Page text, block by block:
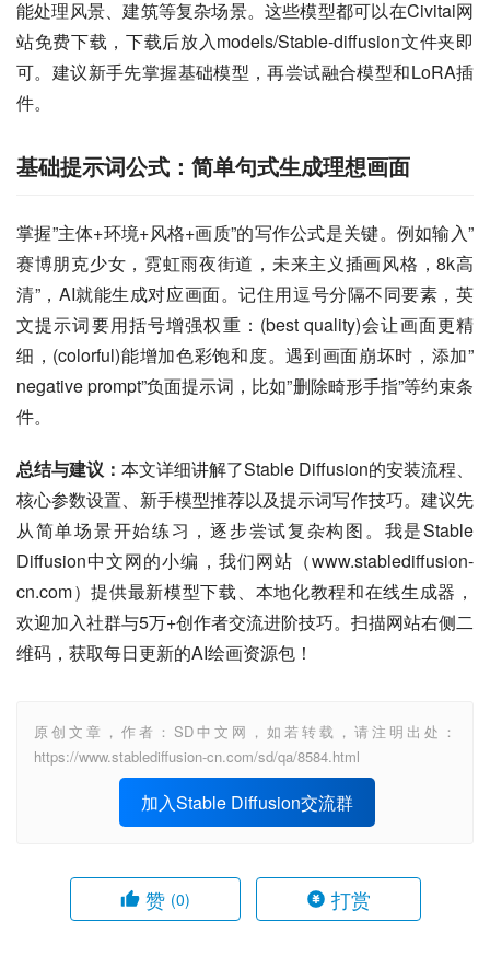
能处理风景、建筑等复杂场景。这些模型都可以在Civitai网
站免费下载，下载后放入models/Stable-diffusion文件夹即
可。建议新手先掌握基础模型，再尝试融合模型和LoRA插
件。
基础提示词公式：简单句式生成理想画面
掌握”主体+环境+风格+画质”的写作公式是关键。例如输入”
赛博朋克少女，霓虹雨夜街道，未来主义插画风格，8k高
清”，AI就能生成对应画面。记住用逗号分隔不同要素，英
文提示词要用括号增强权重：(best quality)会让画面更精
细，(colorful)能增加色彩饱和度。遇到画面崩坏时，添加”
negative prompt”负面提示词，比如”删除畸形手指”等约束条
件。
总结与建议： 本文详细讲解了Stable Diffusion的安装流程、
核心参数设置、新手模型推荐以及提示词写作技巧。建议先
从简单场景开始练习，逐步尝试复杂构图。我是Stable
Diffusion中文网的小编，我们网站（www.stablediffusion-
cn.com）提供最新模型下载、本地化教程和在线生成器，
欢迎加入社群与5万+创作者交流进阶技巧。扫描网站右侧二
维码，获取每日更新的AI绘画资源包！
原创文章，作者：SD中文网，如若转载，请注明出处：
https://www.stablediffusion-cn.com/sd/qa/8584.html
加入Stable Diffusion交流群
赞 (0) 打赏